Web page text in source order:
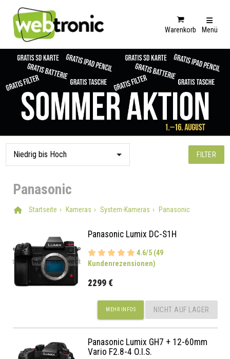
Warenkorb Menü
FILTER
Panasonic
Startseite Kameras System-Kameras Panasonic
Panasonic Lumix DC-S1H
4.6/5 (49
Kundenrezensionen)
2299 €
MEHR INFOS NICHT AUF LAGER
Panasonic Lumix GH7 + 12-60mm
Vario F2.8-4 O.I.S.